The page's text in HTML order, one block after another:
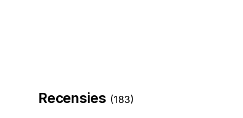
Recensies (183)